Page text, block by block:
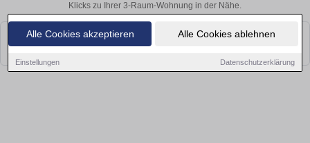
Alle Cookies akzeptieren Alle Cookies ablehnen
Einstellungen Datenschutzerklärung
Klicks zu Ihrer 3-Raum-Wohnung in der Nähe.
Leider konnten wir derzeit keine passenden Objekte finden. Schauen Sie
bald wieder vorbei!